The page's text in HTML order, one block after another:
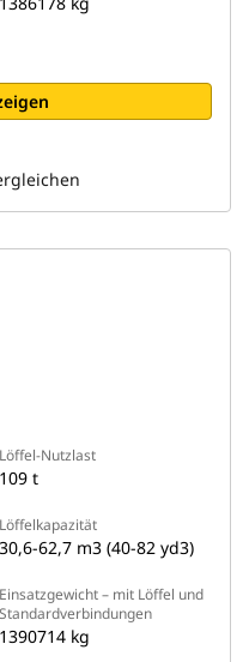
Löffel-Nutzlast
109 t
Löffelkapazität
30,6-62,7 m3 (40-82 yd3)
Einsatzgewicht – mit Löffel und
Standardverbindungen
1390714 kg